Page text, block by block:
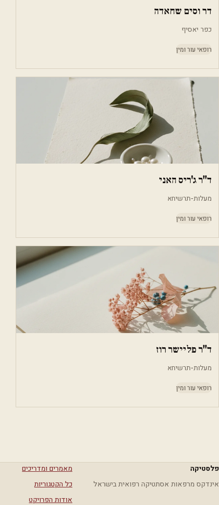
דר וסים שחאדה
כפר יאסיף
רופאי עור ומין
ד"ר ג'ריס האני
מעלות-תרשיחא
רופאי עור ומין
ד"ר פליישר רוז
מעלות-תרשיחא
רופאי עור ומין
פלסטיקה
אינדקס מרפאות אסתטיקה רפואית בישראל
מאמרים ומדריכים
כל הקטגוריות
אודות הפרויקט